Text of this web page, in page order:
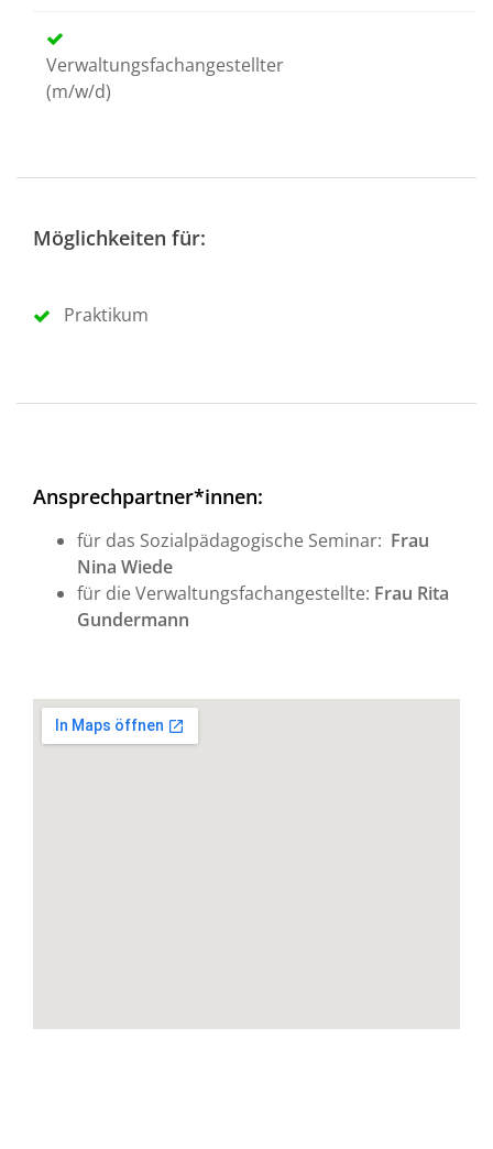
Verwaltungsfachangestellter
(m/w/d)
Möglichkeiten für:
Praktikum
Ansprechpartner*innen:
für das Sozialpädagogische Seminar: Frau
Nina Wiede
für die Verwaltungsfachangestellte: Frau Rita
Gundermann